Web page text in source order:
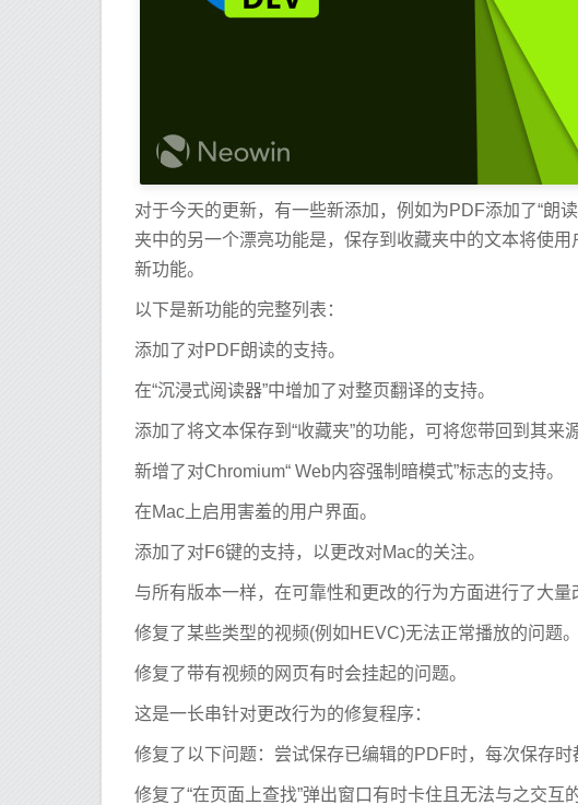
对于今天的更新，有一些新添加，例如为PDF添加了“朗
夹中的另一个漂亮功能是，保存到收藏夹中的文本将使
新功能。
以下是新功能的完整列表：
添加了对PDF朗读的支持。
在“沉浸式阅读器”中增加了对整页翻译的支持。
添加了将文本保存到“收藏夹”的功能，可将您带回到其来
新增了对Chromium“ Web内容强制暗模式”标志的支持。
在Mac上启用害羞的用户界面。
添加了对F6键的支持，以更改对Mac的关注。
与所有版本一样，在可靠性和更改的行为方面进行了大量
修复了某些类型的视频(例如HEVC)无法正常播放的问题。
修复了带有视频的网页有时会挂起的问题。
这是一长串针对更改行为的修复程序：
修复了以下问题：尝试保存已编辑的PDF时，每次保存时
修复了“在页面上查找”弹出窗口有时卡住且无法与之交互